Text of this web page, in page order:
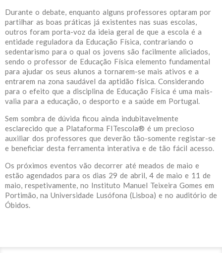
Durante o debate, enquanto alguns professores optaram por
partilhar as boas práticas já existentes nas suas escolas,
outros foram porta-voz da ideia geral de que a escola é a
entidade reguladora da Educação Física, contrariando o
sedentarismo para o qual os jovens são facilmente aliciados,
sendo o professor de Educação Física elemento fundamental
para ajudar os seus alunos a tornarem-se mais ativos e a
entrarem na zona saudável da aptidão física. Considerando
para o efeito que a disciplina de Educação Física é uma mais-
valia para a educação, o desporto e a saúde em Portugal.
Sem sombra de dúvida ficou ainda indubitavelmente
esclarecido que a Plataforma FITescola® é um precioso
auxiliar dos professores que deverão tão-somente registar-se
e beneficiar desta ferramenta interativa e de tão fácil acesso.
Os próximos eventos vão decorrer até meados de maio e
estão agendados para os dias 29 de abril, 4 de maio e 11 de
maio, respetivamente, no Instituto Manuel Teixeira Gomes em
Portimão, na Universidade Lusófona (Lisboa) e no auditório de
Óbidos.